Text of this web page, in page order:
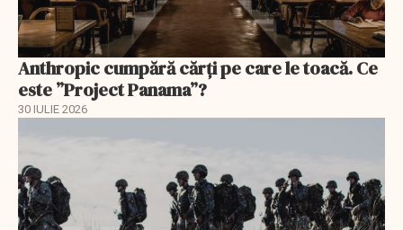
Anthropic cumpără cărți pe care le toacă. Ce
este ”Project Panama”?
30 IULIE 2026